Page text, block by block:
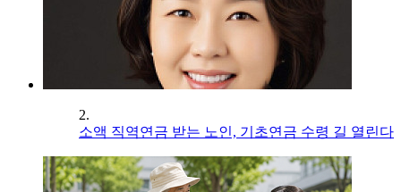
2.
소액 직역연금 받는 노인, 기초연금 수령 길 열린다